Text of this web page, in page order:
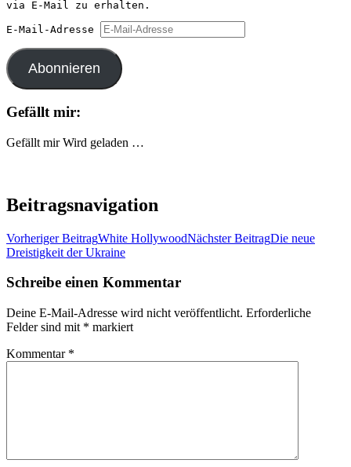
via E-Mail zu erhalten.
E-Mail-Adresse
Abonnieren
Gefällt mir:
Gefällt mir Wird geladen …
Beitragsnavigation
Vorheriger BeitragWhite HollywoodNächster BeitragDie neue
Dreistigkeit der Ukraine
Schreibe einen Kommentar
Deine E-Mail-Adresse wird nicht veröffentlicht. Erforderliche
Felder sind mit * markiert
Kommentar *